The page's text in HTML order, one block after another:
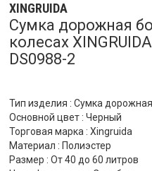
XINGRUIDA
Сумка дорожная
колесах
DS0988-2
Тип изделия : Сумка дорожная
Основной цвет : Черный
Торговая марка : Xingruida
Материал : Полиэстер
Размер : От 40 до 60 литров